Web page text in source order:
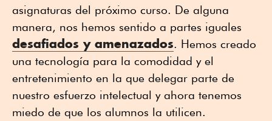
asignaturas del próximo curso. De alguna
manera, nos hemos sentido a partes iguales
desafiados y amenazados. Hemos creado
una tecnología para la comodidad y el
entretenimiento en la que delegar parte de
nuestro esfuerzo intelectual y ahora tenemos
miedo de que los alumnos la utilicen.